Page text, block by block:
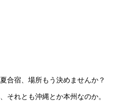
合宿、場所もう決めませんか？
それとも沖縄とか本州なのか。